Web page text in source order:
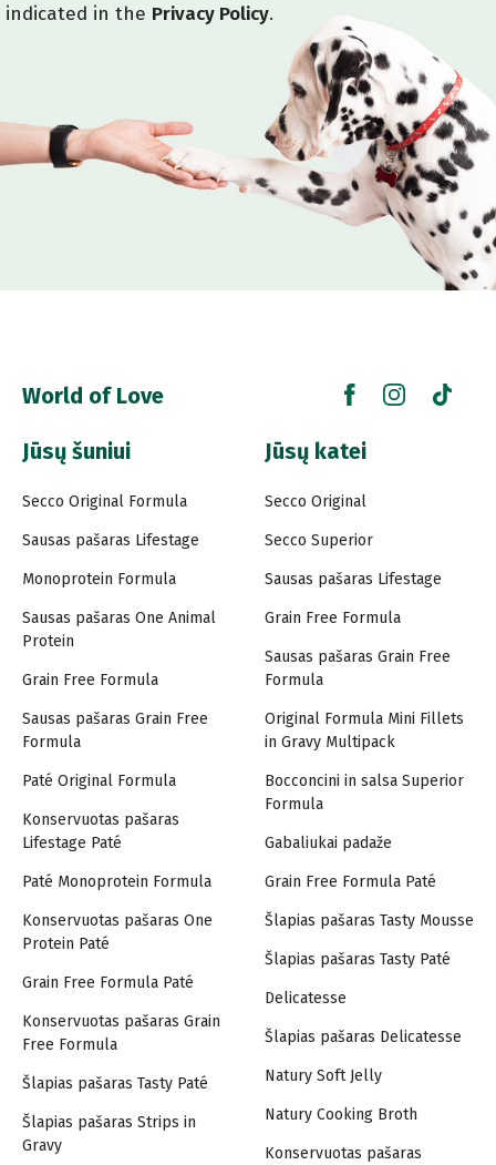
indicated in the Privacy Policy.
World of Love
Jūsų šuniui
Secco Original Formula
Sausas pašaras Lifestage
Monoprotein Formula
Sausas pašaras One Animal
Protein
Grain Free Formula
Sausas pašaras Grain Free
Formula
Paté Original Formula
Konservuotas pašaras
Lifestage Paté
Paté Monoprotein Formula
Konservuotas pašaras One
Protein Paté
Grain Free Formula Paté
Konservuotas pašaras Grain
Free Formula
Šlapias pašaras Tasty Paté
Šlapias pašaras Strips in
Gravy
Jūsų katei
Secco Original
Secco Superior
Sausas pašaras Lifestage
Grain Free Formula
Sausas pašaras Grain Free
Formula
Original Formula Mini Fillets
in Gravy Multipack
Bocconcini in salsa Superior
Formula
Gabaliukai padaže
Grain Free Formula Paté
Šlapias pašaras Tasty Mousse
Šlapias pašaras Tasty Paté
Delicatesse
Šlapias pašaras Delicatesse
Natury Soft Jelly
Natury Cooking Broth
Konservuotas pašaras